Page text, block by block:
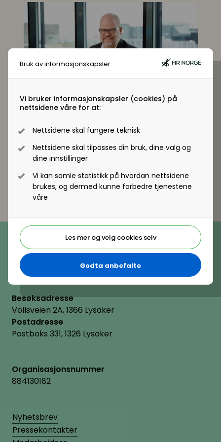
Bruk av informasjonskapsler
Vi bruker informasjonskapsler (cookies) på
nettsidene våre for at:
Nettsidene skal fungere teknisk
Nettsidene skal tilpasses din bruk, dine valg og
dine innstillinger
Vi kan samle statistikk på hvordan nettsidene
brukes, og dermed kunne forbedre tjenestene
våre
Les mer og velg cookies selv
Godta anbefalte
Digitale løsninger i virksomheten
Digitale løsninger i virksomheten
Telefon
(+47) 22 11 11 22
E-post
hrnorge@hrnorge.no
Besøksadresse
Vollsveien 2A, 1366 Lysaker
Postadresse
Postboks 331, 1326 Lysaker
Organisasjonsnummer
884130182
Nyhetsbrev
Pressekontakter